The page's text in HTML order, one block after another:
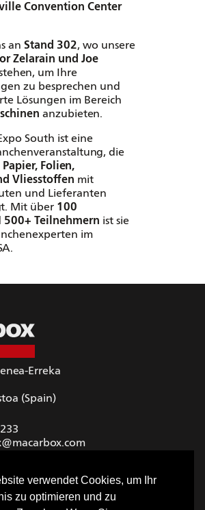
verwendet Cookies, um Ihr
zu optimieren und zu
Convention Center
an Stand 302, wo unsere
Zelarain und Joe
um Ihre
zu besprechen und
Lösungen im Bereich
anzubieten.
South ist eine
die
Folien,
Vliesstoffen mit
und Lieferanten
Mit über 100
500+ Teilnehmern ist sie
im
Erreka
(Spain)